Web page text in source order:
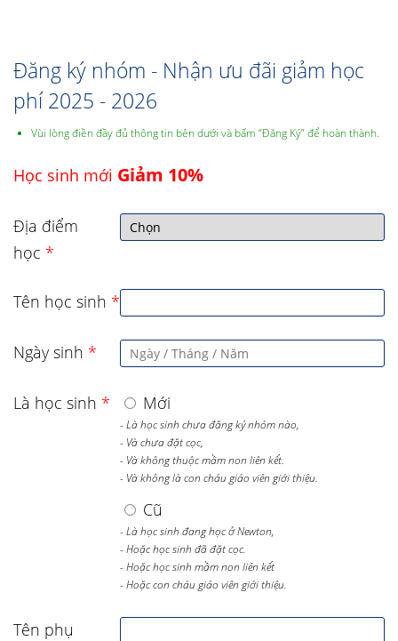
Đăng ký nhóm - Nhận ưu đãi giảm học
phí 2025 - 2026
Vùi lòng điền đầy đủ thông tin bên dưới và bấm “Đăng Ký” để hoàn thành.
Học sinh mới Giảm 10%
Địa điểm
học *
Tên học sinh *
Ngày sinh *
Là học sinh * Mới
- Là học sinh chưa đăng ký nhóm nào,
- Và chưa đặt cọc,
- Và không thuộc mầm non liên kết.
- Và không là con cháu giáo viên giới thiệu.
Cũ
- Là học sinh đang học ở Newton,
- Hoặc học sinh đã đặt cọc.
- Hoặc học sinh mầm non liên kết
- Hoặc con cháu giáo viên giới thiệu.
Tên phụ